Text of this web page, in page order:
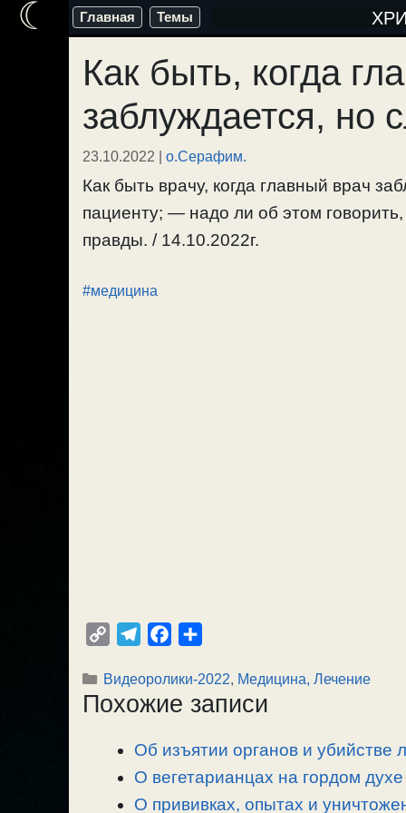
Перейти
содержимому
Главная Темы
Как быть, когда
заблуждается, но
23.10.2022 | о.Серафим.
Как быть врачу, когда главный врач
пациенту; — надо ли об этом
правды. / 14.10.2022г.
#медицина
p
y
l
e
r
a
m
c
e
o
o
k
п
р
в
и
т
Рубрики
Видеоролики-2022, Медицина, Лечение
Похожие записи
Об изъятии органов и убийстве
О вегетарианцах на гордом
О прививках, опытах и
☾